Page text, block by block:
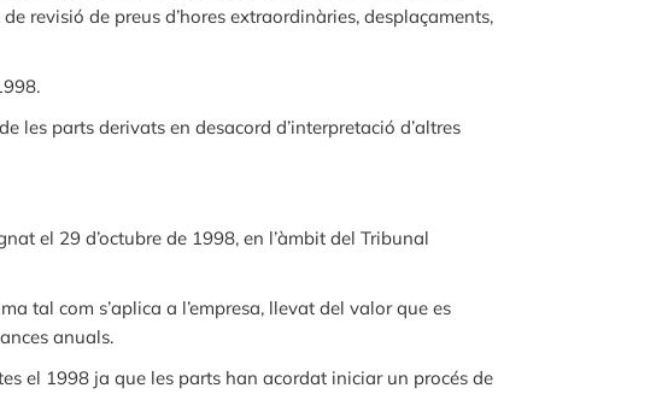
revisió de preus d’hores extraordinàries, desplaçaments,
les parts derivats en desacord d’interpretació d’altres
el 29 d’octubre de 1998, en l’àmbit del Tribunal
tal com s’aplica a l’empresa, llevat del valor que es
anuals.
el 1998 ja que les parts han acordat iniciar un procés de